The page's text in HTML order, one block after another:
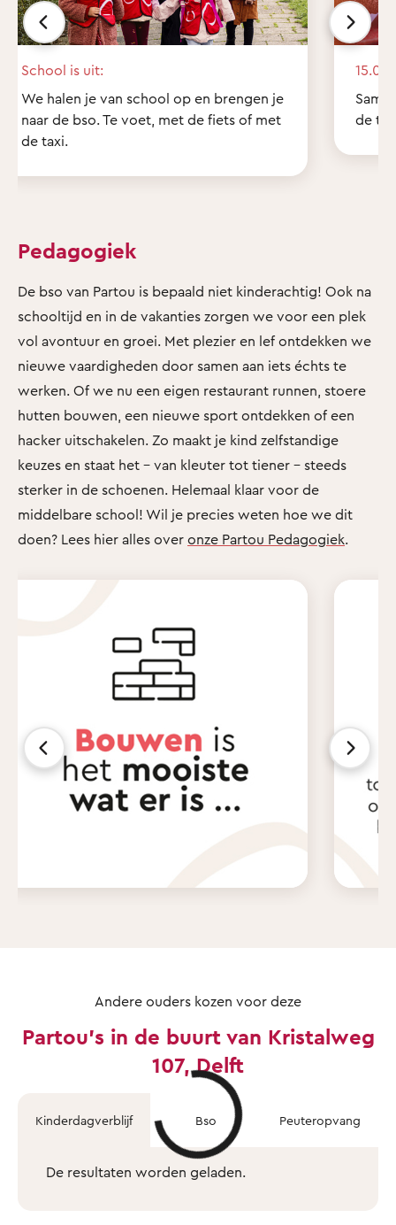
School is uit:
We halen je van school op en brengen je
naar de bso. Te voet, met de fiets of met
de taxi.
15.00
de
Pedagogiek
De bso van Partou is bepaald niet kinderachtig! Ook na
schooltijd en in de vakanties zorgen we voor een plek
vol avontuur en groei. Met plezier en lef ontdekken we
nieuwe vaardigheden door samen aan iets échts te
werken. Of we nu een eigen restaurant runnen, stoere
hutten bouwen, een nieuwe sport ontdekken of een
hacker uitschakelen. Zo maakt je kind zelfstandige
keuzes en staat het - van kleuter tot tiener - steeds
sterker in de schoenen. Helemaal klaar voor de
middelbare school! Wil je precies weten hoe we dit
doen? Lees hier alles over onze Partou Pedagogiek.
Andere ouders kozen voor deze
Partou's in de buurt van Kristalweg
107, Delft
Kinderdagverblijf Bso Peuteropvang
De resultaten worden geladen.